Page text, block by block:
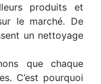
produits et
le marché. De
un nettoyage
que chaque
C’est pourquoi